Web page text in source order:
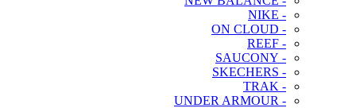
- NIKE
- ON CLOUD
- REEF
- SAUCONY
- SKECHERS
- TRAK
- UNDER ARMOUR